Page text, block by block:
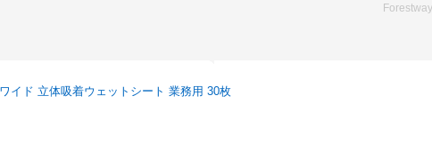
Forestway
イド 立体吸着ウェットシート 業務用 30枚